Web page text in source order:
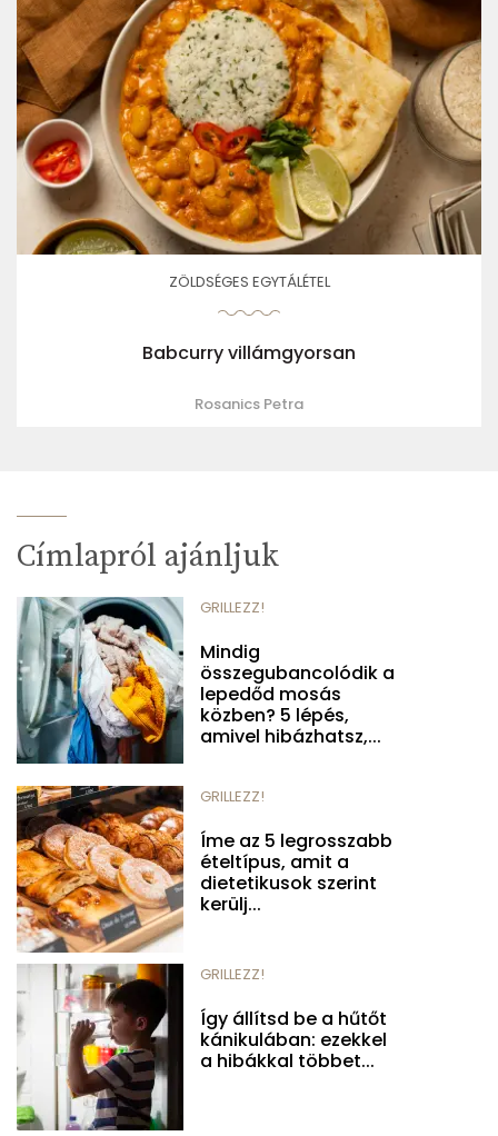
ZÖLDSÉGES EGYTÁLÉTEL
Babcurry villámgyorsan
Rosanics Petra
Címlapról ajánljuk
GRILLEZZ!
Mindig
összegubancolódik a
lepedőd mosás
közben? 5 lépés,
amivel hibázhatsz,...
GRILLEZZ!
Íme az 5 legrosszabb
ételtípus, amit a
dietetikusok szerint
kerülj...
GRILLEZZ!
Így állítsd be a hűtőt
kánikulában: ezekkel
a hibákkal többet...